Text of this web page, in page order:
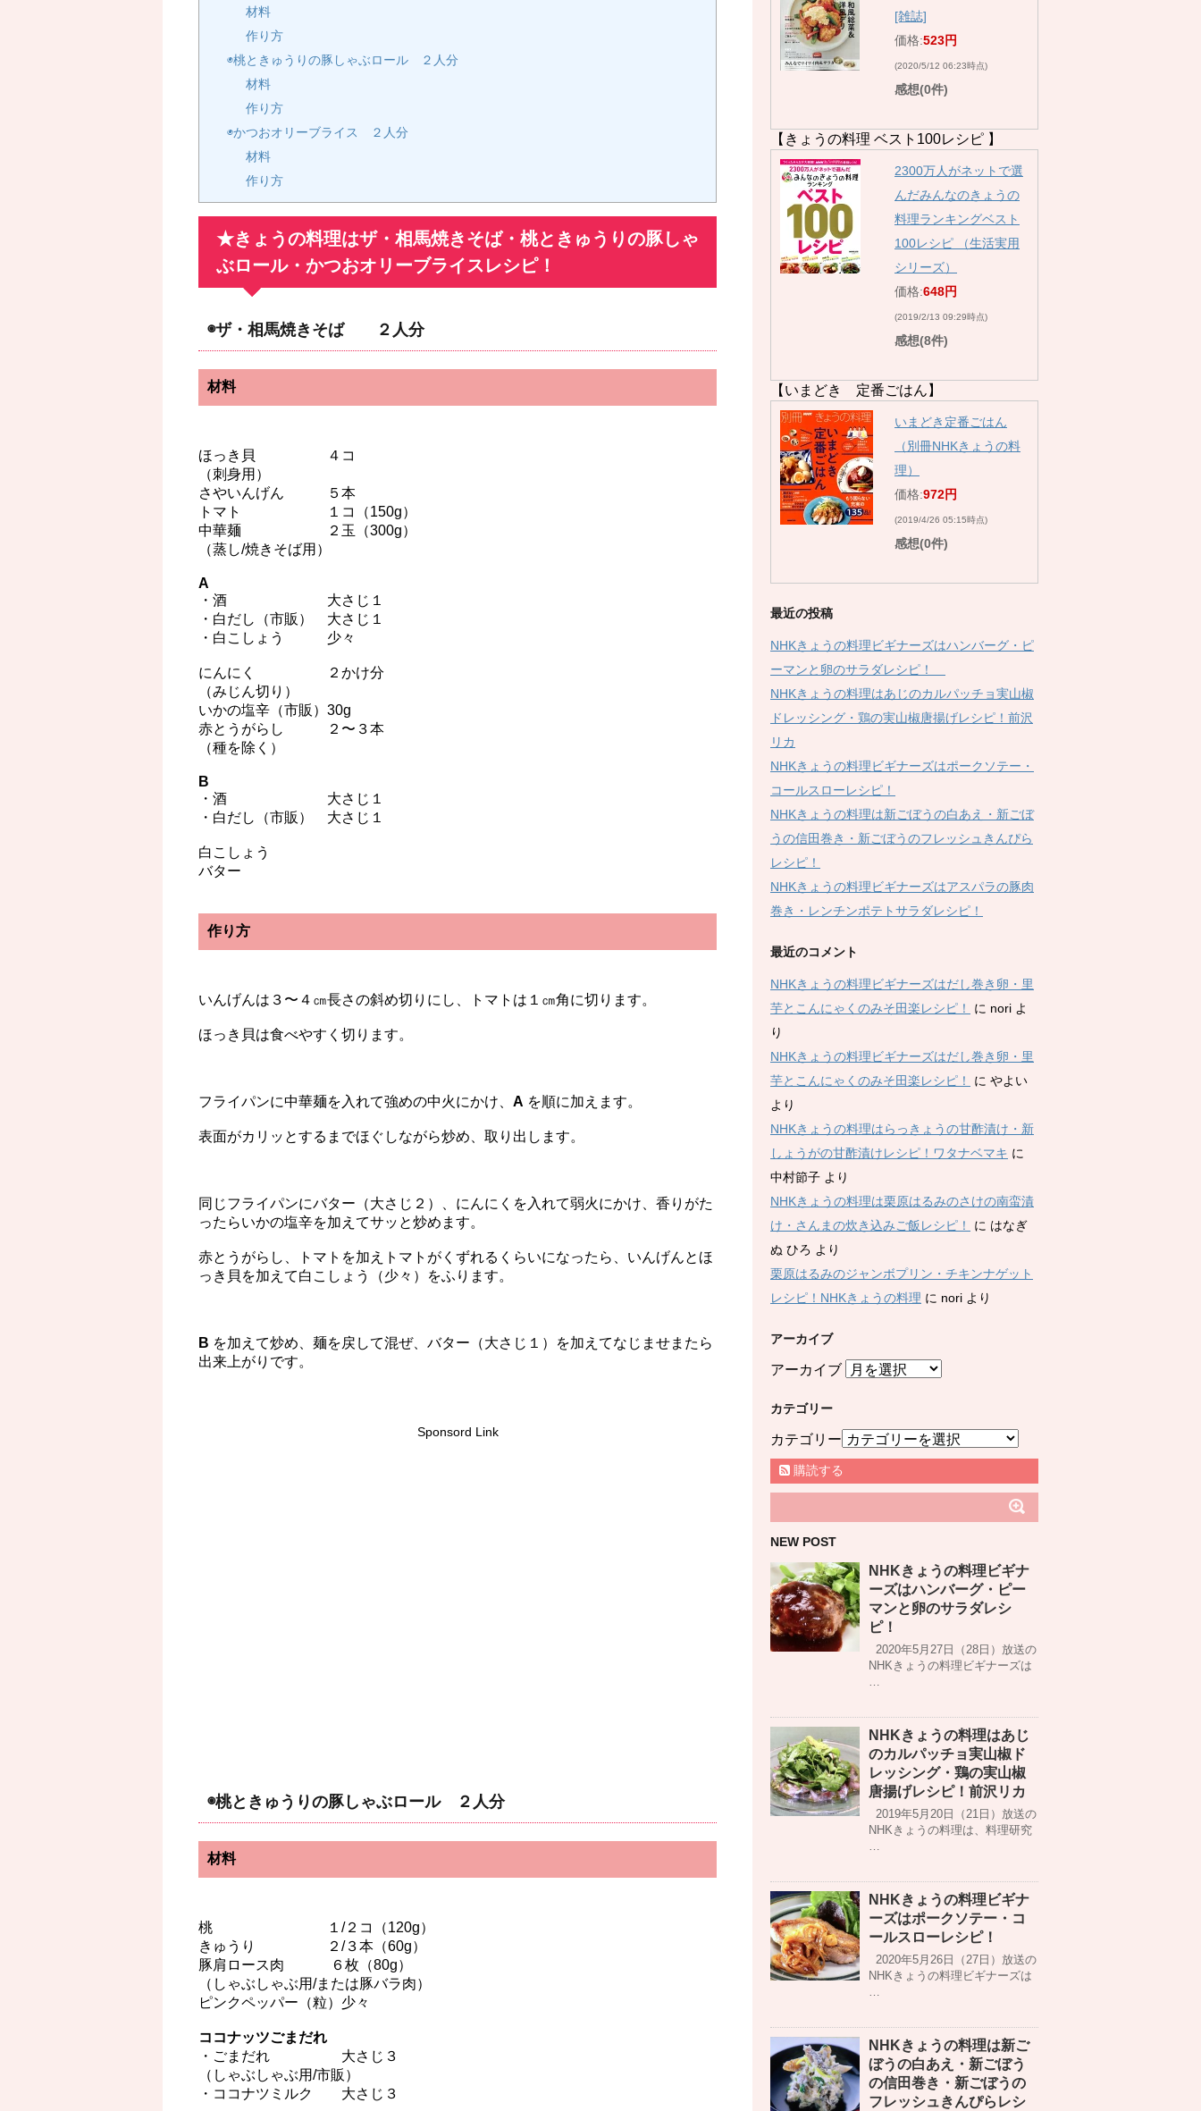
材料
作り方
◉桃ときゅうりの豚しゃぶロール ２人分
材料
作り方
◉かつおオリーブライス ２人分
材料
作り方
★きょうの料理はザ・相馬焼きそば・桃ときゅうりの豚しゃ
ぶロール・かつおオリーブライスレシピ！
◉ザ・相馬焼きそば ２人分
材料
ほっき貝 ４コ
（刺身用）
さやいんげん ５本
トマト １コ（150g）
中華麺 ２玉（300g）
（蒸し/焼きそば用）
A
・酒 大さじ１
・白だし（市販） 大さじ１
・白こしょう 少々
にんにく ２かけ分
（みじん切り）
いかの塩辛（市販）30g
赤とうがらし ２〜３本
（種を除く）
B
・酒 大さじ１
・白だし（市販） 大さじ１
白こしょう
バター
作り方
いんげんは３〜４㎝長さの斜め切りにし、トマトは１㎝角に切ります。
ほっき貝は食べやすく切ります。
フライパンに中華麺を入れて強めの中火にかけ、 A を順に加えます。
表面がカリッとするまでほぐしながら炒め、取り出します。
同じフライパンにバター（大さじ２）、にんにくを入れて弱火にかけ、香りがた
ったらいかの塩辛を加えてサッと炒めます。
赤とうがらし、トマトを加えトマトがくずれるくらいになったら、いんげんとほ
っき貝を加えて白こしょう（少々）をふります。
B を加えて炒め、麺を戻して混ぜ、バター（大さじ１）を加えてなじませまたら
出来上がりです。
Sponsord Link
◉桃ときゅうりの豚しゃぶロール ２人分
材料
桃 １/２コ（120g）
きゅうり ２/３本（60g）
豚肩ロース肉 ６枚（80g）
（しゃぶしゃぶ用/または豚バラ肉）
ピンクペッパー（粒）少々
ココナッツごまだれ
・ごまだれ 大さじ３
（しゃぶしゃぶ用/市販）
・ココナツミルク 大さじ３
[雑誌]
価格:523円
(2020/5/12 06:23時点)
感想(0件)
【きょうの料理 ベスト100レシピ 】
2300万人がネットで選
んだみんなのきょうの
料理ランキングベスト
100レシピ （生活実用
シリーズ）
価格:648円
(2019/2/13 09:29時点)
感想(8件)
【いまどき 定番ごはん】
いまどき定番ごはん
（別冊NHKきょうの料
理）
価格:972円
(2019/4/26 05:15時点)
感想(0件)
最近の投稿
NHKきょうの料理ビギナーズはハンバーグ・ピ
ーマンと卵のサラダレシピ！
NHKきょうの料理はあじのカルパッチョ実山椒
ドレッシング・鶏の実山椒唐揚げレシピ！前沢
リカ
NHKきょうの料理ビギナーズはポークソテー・
コールスローレシピ！
NHKきょうの料理は新ごぼうの白あえ・新ごぼ
うの信田巻き・新ごぼうのフレッシュきんぴら
レシピ！
NHKきょうの料理ビギナーズはアスパラの豚肉
巻き・レンチンポテトサラダレシピ！
最近のコメント
NHKきょうの料理ビギナーズはだし巻き卵・里
芋とこんにゃくのみそ田楽レシピ！
に nori よ
り
NHKきょうの料理ビギナーズはだし巻き卵・里
芋とこんにゃくのみそ田楽レシピ！
に やよい
より
NHKきょうの料理はらっきょうの甘酢漬け・新
しょうがの甘酢漬けレシピ！ワタナベマキ に
中村節子 より
NHKきょうの料理は栗原はるみのさけの南蛮漬
け・さんまの炊き込みご飯レシピ！
に はなぎ
ぬ ひろ より
栗原はるみのジャンボプリン・チキンナゲット
レシピ！NHKきょうの料理 に nori より
アーカイブ
アーカイブ
カテゴリー
カテゴリー
購読する
NEW POST
NHKきょうの料理ビギナ
ーズはハンバーグ・ピー
マンと卵のサラダレシ
ピ！
2020年5月27日（28日）放送の
NHKきょうの料理ビギナーズは
…
NHKきょうの料理はあじ
のカルパッチョ実山椒ド
レッシング・鶏の実山椒
唐揚げレシピ！前沢リカ
2019年5月20日（21日）放送の
NHKきょうの料理は、料理研究
…
NHKきょうの料理ビギナ
ーズはポークソテー・コ
ールスローレシピ！
2020年5月26日（27日）放送の
NHKきょうの料理ビギナーズは
…
NHKきょうの料理は新ご
ぼうの白あえ・新ごぼう
の信田巻き・新ごぼうの
フレッシュきんぴらレシ